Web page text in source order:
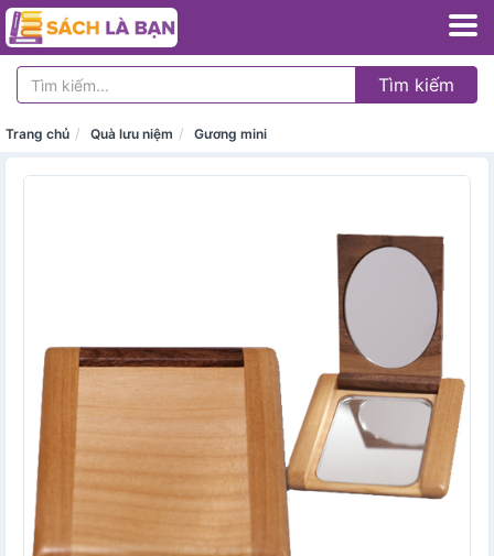
Tìm kiếm
Trang chủ Quà lưu niệm Gương mini